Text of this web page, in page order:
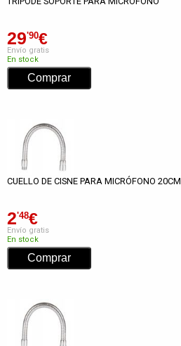
29'90€
Envío gratis
En stock
CUELLO DE CISNE PARA MICRÓFONO 20CM
2'48€
Envío gratis
En stock